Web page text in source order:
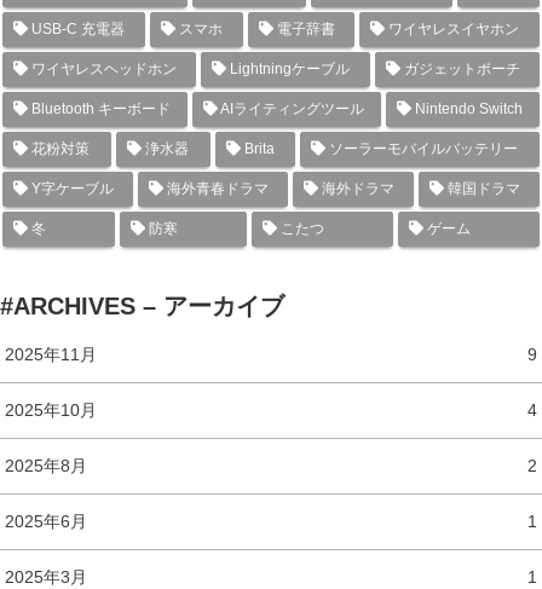
USB-C 充電器 スマホ 電子辞書 ワイヤレスイヤホン
ワイヤレスヘッドホン Lightningケーブル ガジェットポーチ
Bluetooth キーボード AIライティングツール Nintendo Switch
花粉対策 浄水器 Brita ソーラーモバイルバッテリー
Y字ケーブル 海外青春ドラマ 海外ドラマ 韓国ドラマ
冬 防寒 こたつ ゲーム
#ARCHIVES – アーカイブ
2025年11月 9
2025年10月 4
2025年8月 2
2025年6月 1
2025年3月 1